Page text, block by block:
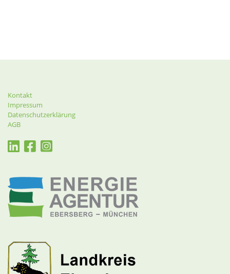
Kontakt
Impressum
Datenschutzerklärung
AGB